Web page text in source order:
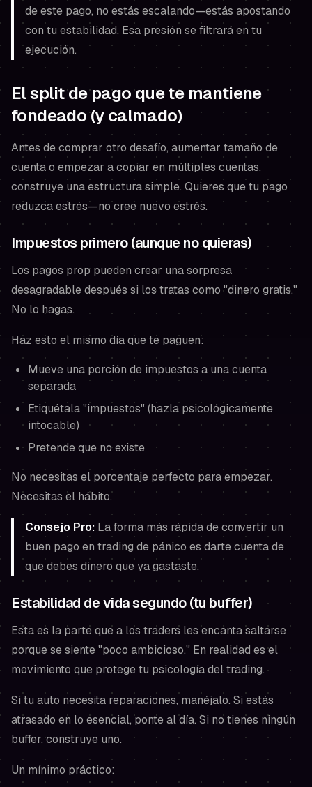
de este pago, no estás escalando—estás apostando
con tu estabilidad. Esa presión se filtrará en tu
ejecución.
El split de pago que te mantiene
fondeado (y calmado)
Antes de comprar otro desafío, aumentar tamaño de
cuenta o empezar a copiar en múltiples cuentas,
construye una estructura simple. Quieres que tu pago
reduzca estrés—no cree nuevo estrés.
Impuestos primero (aunque no quieras)
Los pagos prop pueden crear una sorpresa
desagradable después si los tratas como "dinero gratis."
No lo hagas.
Haz esto el mismo día que te paguen:
Mueve una porción de impuestos a una cuenta
separada
Etiquétala "impuestos" (hazla psicológicamente
intocable)
Pretende que no existe
No necesitas el porcentaje perfecto para empezar.
Necesitas el hábito.
Consejo Pro: La forma más rápida de convertir un
buen pago en trading de pánico es darte cuenta de
que debes dinero que ya gastaste.
Estabilidad de vida segundo (tu buffer)
Esta es la parte que a los traders les encanta saltarse
porque se siente "poco ambicioso." En realidad es el
movimiento que protege tu psicología del trading.
Si tu auto necesita reparaciones, manéjalo. Si estás
atrasado en lo esencial, ponte al día. Si no tienes ningún
buffer, construye uno.
Un mínimo práctico: